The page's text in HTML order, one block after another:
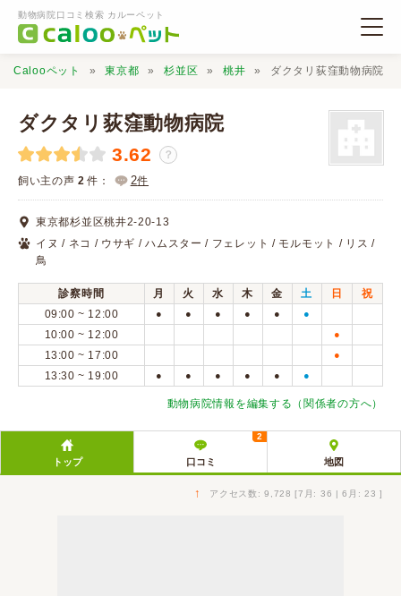
動物病院口コミ検索 カルーペット
動物病院検索
口コミ検索
Calooペットとは？
口コミ投稿
Calooペット 東京都 杉並区 桃井 ダクタリ荻窪動物病院
ダクタリ荻窪動物病院
3.62 ？
飼い主の声 2 件： 2件
東京都杉並区桃井2-20-13
イヌ / ネコ / ウサギ / ハムスター / フェレット / モルモット / リス /
鳥
診察時間 月 火 水 木 金 土 日
祝
09:00 ~ 12:00
● ● ● ● ● ●
10:00 ~ 12:00 ●
13:00 ~ 17:00 ●
13:30 ~ 19:00 ● ● ● ● ● ●
動物病院情報を編集する（関係者の方へ）
トップ 口コミ
2
地図
↑ アクセス数: 9,728 [7月: 36 | 6月: 23 ]